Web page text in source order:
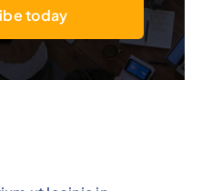
today